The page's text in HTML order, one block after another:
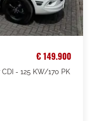
€ 149.900
- 125 KW/170 PK